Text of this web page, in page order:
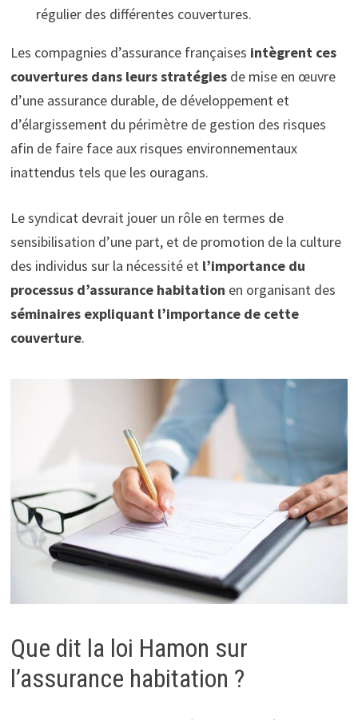
régulier des différentes couvertures.
Les compagnies d’assurance françaises intègrent ces
couvertures dans leurs stratégies de mise en œuvre
d’une assurance durable, de développement et
d’élargissement du périmètre de gestion des risques
afin de faire face aux risques environnementaux
inattendus tels que les ouragans.
Le syndicat devrait jouer un rôle en termes de
sensibilisation d’une part, et de promotion de la culture
des individus sur la nécessité etl’importance du
processus d’assurance habitation en organisant des
séminaires expliquant l’importance de cette
couverture.
Que dit la loi Hamon sur
l’assurance habitation ?